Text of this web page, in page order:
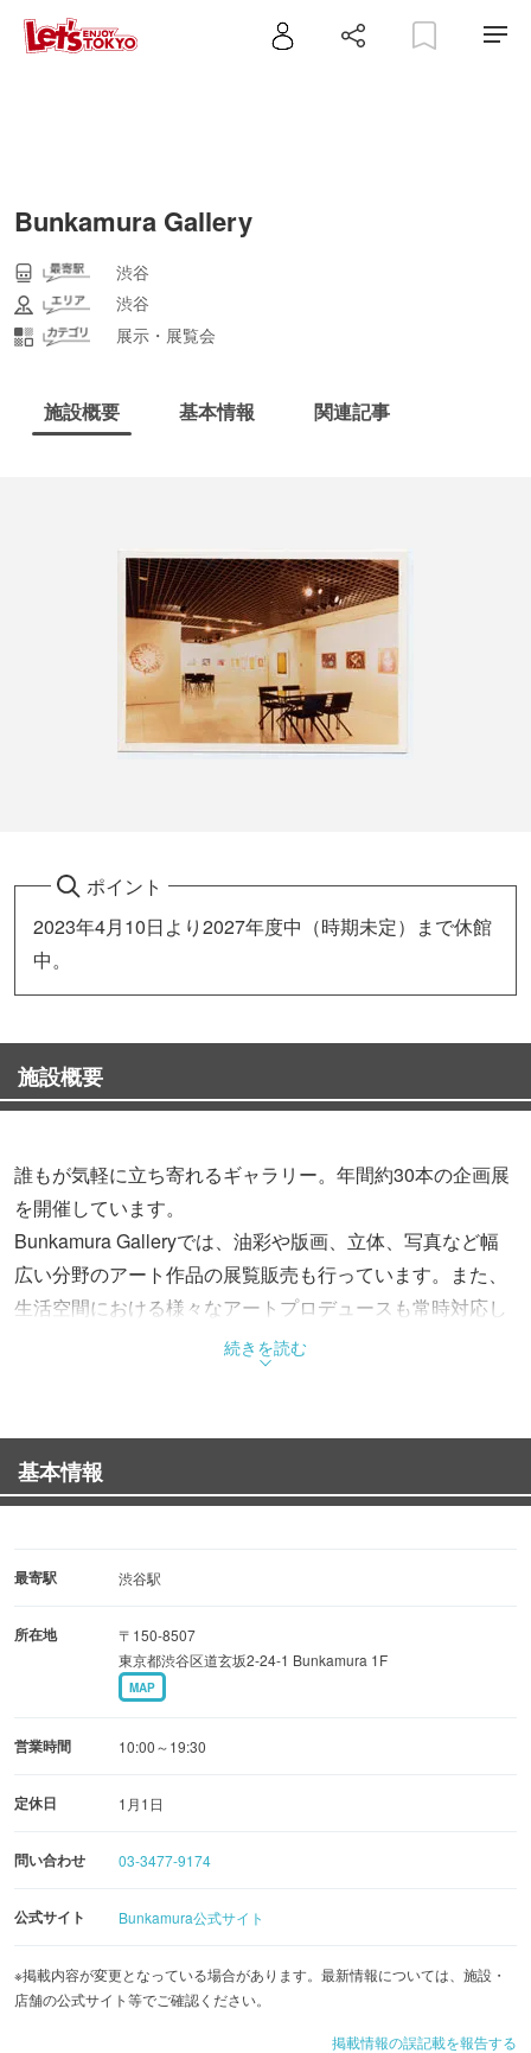
Bunkamura Gallery
渋谷
渋谷
展示・展覧会
施設概要 基本情報 関連記事
ポイント
2023年4月10日より2027年度中（時期未定）まで休館
中。
施設概要
誰もが気軽に立ち寄れるギャラリー。年間約30本の企画展
を開催しています。
Bunkamura Galleryでは、油彩や版画、立体、写真など幅
広い分野のアート作品の展覧販売も行っています。また、
生活空間における様々なアートプロデュースも常時対応し
続きを読む
基本情報
最寄駅 渋谷駅
所在地
〒150-8507
東京都渋谷区道玄坂2-24-1 Bunkamura 1F
MAP
営業時間 10:00～19:30
定休日 1月1日
問い合わせ 03-3477-9174
公式サイト Bunkamura公式サイト
※掲載内容が変更となっている場合があります。最新情報については、施設・
店舗の公式サイト等でご確認ください。
掲載情報の誤記載を報告する